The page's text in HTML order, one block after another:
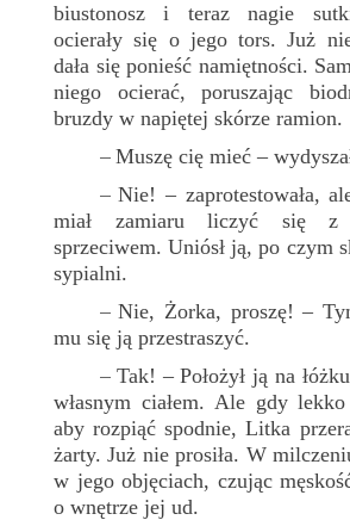
biustonosz i teraz nagie
ocierały się o jego tors. Już nie
dała się ponieść namiętności.
niego ocierać, poruszając
bruzdy w napiętej skórze ramion.
– Muszę cię mieć –
–Nie! – zaprotestowała,
miał zamiaru liczyć się z
sprzeciwem. Uniósł ją, po czym
sypialni.
–Nie, Żorka, proszę! –
mu się ją przestraszyć.
– Tak! – Położył ją na
własnym ciałem. Ale gdy
aby rozpiąć spodnie, Litka
żarty. Już nie prosiła. W
w jego objęciach, czując
o wnętrze jej ud.